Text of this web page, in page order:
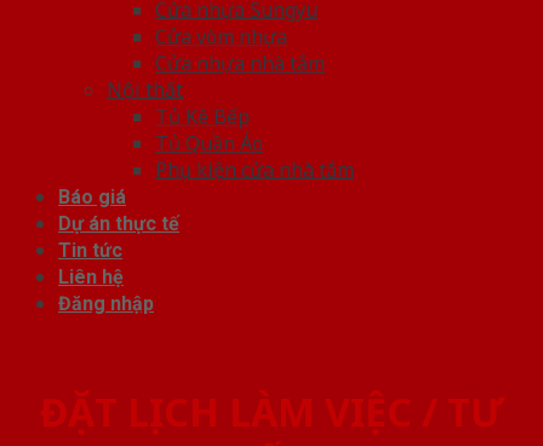
Cửa nhựa Sungyu
Cửa vòm nhựa
Cửa nhựa nhà tắm
Nội thất
Tủ Kệ Bếp
Tủ Quần Áo
Phụ kiện cửa nhà tắm
Báo giá
Dự án thực tế
Tin tức
Liên hệ
Đăng nhập
ĐẶT LỊCH LÀM VIỆC / TƯ